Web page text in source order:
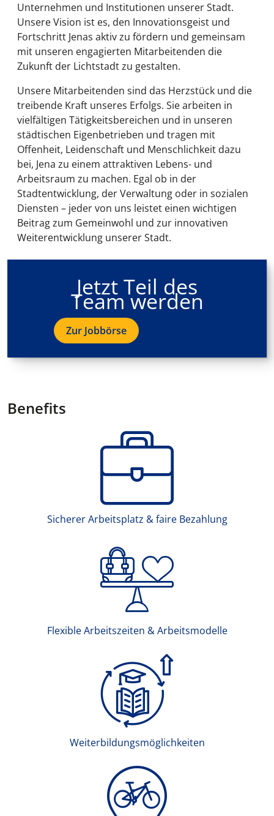
Unternehmen und Institutionen unserer Stadt.
Unsere Vision ist es, den Innovationsgeist und
Fortschritt Jenas aktiv zu fördern und gemeinsam
mit unseren engagierten Mitarbeitenden die
Zukunft der Lichtstadt zu gestalten.
Unsere Mitarbeitenden sind das Herzstück und die
treibende Kraft unseres Erfolgs. Sie arbeiten in
vielfältigen Tätigkeitsbereichen und in unseren
städtischen Eigenbetrieben und tragen mit
Offenheit, Leidenschaft und Menschlichkeit dazu
bei, Jena zu einem attraktiven Lebens- und
Arbeitsraum zu machen. Egal ob in der
Stadtentwicklung, der Verwaltung oder in sozialen
Diensten – jeder von uns leistet einen wichtigen
Beitrag zum Gemeinwohl und zur innovativen
Weiterentwicklung unserer Stadt.
Jetzt Teil des
Team werden
Zur Jobbörse
Benefits
Sicherer Arbeitsplatz & faire Bezahlung
Flexible Arbeitszeiten & Arbeitsmodelle
Weiterbildungsmöglichkeiten